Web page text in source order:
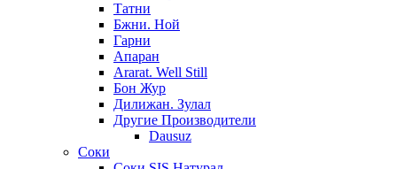
Татни
Бжни. Ной
Гарни
Апаран
Ararat. Well Still
Бон Жур
Дилижан. Зулал
Другие Производители
Dausuz
Соки